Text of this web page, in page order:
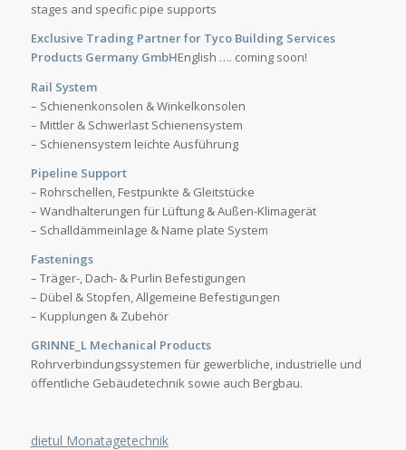
stages and specific pipe supports
Exclusive Trading Partner for Tyco Building Services
Products Germany GmbHEnglish …. coming soon!
Rail System
– Schienenkonsolen & Winkelkonsolen
– Mittler & Schwerlast Schienensystem
– Schienensystem leichte Ausführung
Pipeline Support
– Rohrschellen, Festpunkte & Gleitstücke
– Wandhalterungen für Lüftung & Außen-Klimagerät
– Schalldämmeinlage & Name plate System
Fastenings
– Träger-, Dach- & Purlin Befestigungen
– Dübel & Stopfen, Allgemeine Befestigungen
– Kupplungen & Zubehör
GRINNE_L Mechanical Products
Rohrverbindungssystemen für gewerbliche, industrielle und
öffentliche Gebäudetechnik sowie auch Bergbau.
dietul Monatagetechnik